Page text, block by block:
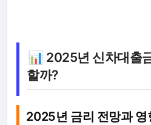
📊 2025년 신차대출
할까?
2025년 금리 전망과 영